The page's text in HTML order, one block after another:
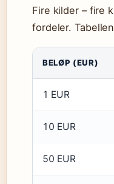
Fire kilder – fire
fordeler.
BELØP (EUR)
1 EUR
10 EUR
50 EUR